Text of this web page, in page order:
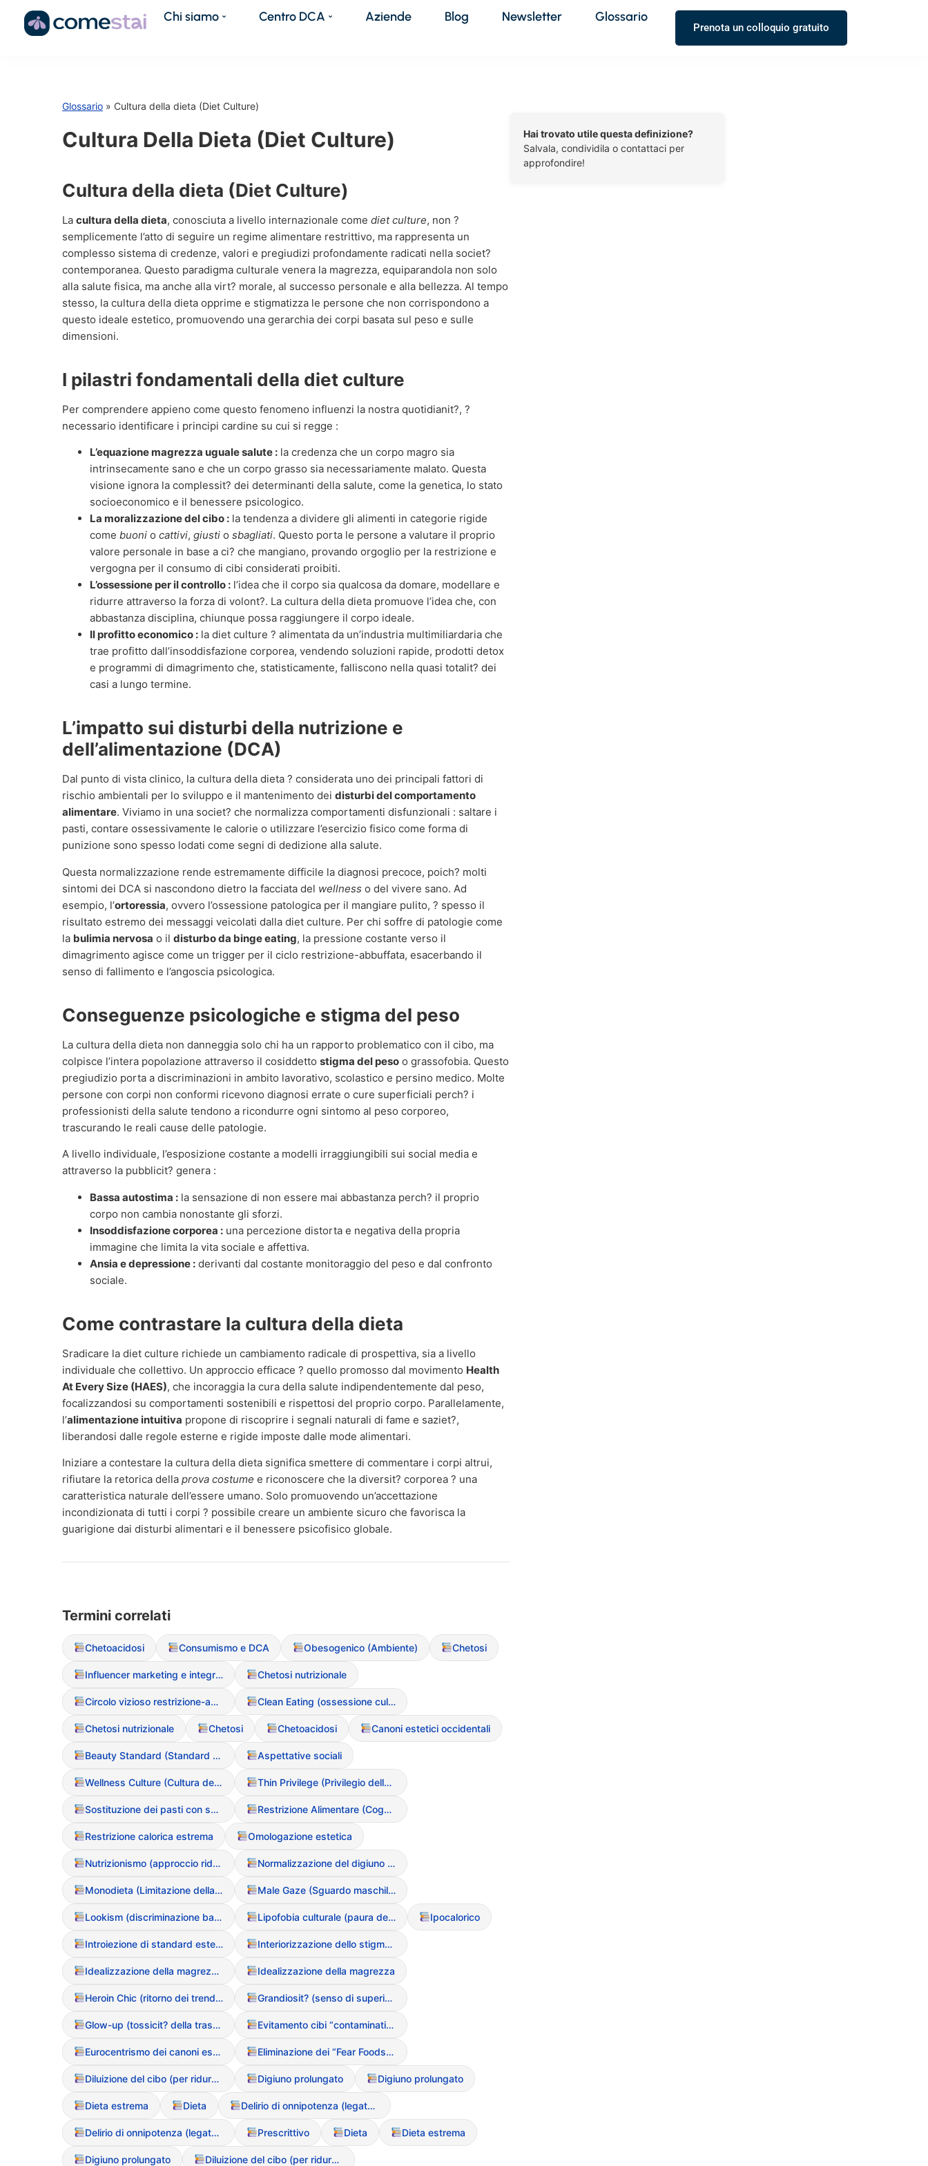
Chi siamo Centro DCA Aziende Blog Newsletter Glossario
Prenota un colloquio gratuito
Glossario » Cultura della dieta (Diet Culture)
Cultura Della Dieta (Diet Culture)
Cultura della dieta (Diet Culture)
La cultura della dieta, conosciuta a livello internazionale come diet culture, non ?
semplicemente l’atto di seguire un regime alimentare restrittivo, ma rappresenta un
complesso sistema di credenze, valori e pregiudizi profondamente radicati nella societ?
contemporanea. Questo paradigma culturale venera la magrezza, equiparandola non solo
alla salute fisica, ma anche alla virt? morale, al successo personale e alla bellezza. Al tempo
stesso, la cultura della dieta opprime e stigmatizza le persone che non corrispondono a
questo ideale estetico, promuovendo una gerarchia dei corpi basata sul peso e sulle
dimensioni.
I pilastri fondamentali della diet culture
Per comprendere appieno come questo fenomeno influenzi la nostra quotidianit?, ?
necessario identificare i principi cardine su cui si regge :
L’equazione magrezza uguale salute : la credenza che un corpo magro sia
intrinsecamente sano e che un corpo grasso sia necessariamente malato. Questa
visione ignora la complessit? dei determinanti della salute, come la genetica, lo stato
socioeconomico e il benessere psicologico.
La moralizzazione del cibo : la tendenza a dividere gli alimenti in categorie rigide
come buoni o cattivi, giusti o sbagliati. Questo porta le persone a valutare il proprio
valore personale in base a ci? che mangiano, provando orgoglio per la restrizione e
vergogna per il consumo di cibi considerati proibiti.
L’ossessione per il controllo : l’idea che il corpo sia qualcosa da domare, modellare e
ridurre attraverso la forza di volont?. La cultura della dieta promuove l’idea che, con
abbastanza disciplina, chiunque possa raggiungere il corpo ideale.
Il profitto economico : la diet culture ? alimentata da un’industria multimiliardaria che
trae profitto dall’insoddisfazione corporea, vendendo soluzioni rapide, prodotti detox
e programmi di dimagrimento che, statisticamente, falliscono nella quasi totalit? dei
casi a lungo termine.
L’impatto sui disturbi della nutrizione e
dell’alimentazione (DCA)
Dal punto di vista clinico, la cultura della dieta ? considerata uno dei principali fattori di
rischio ambientali per lo sviluppo e il mantenimento dei disturbi del comportamento
alimentare. Viviamo in una societ? che normalizza comportamenti disfunzionali : saltare i
pasti, contare ossessivamente le calorie o utilizzare l’esercizio fisico come forma di
punizione sono spesso lodati come segni di dedizione alla salute.
Questa normalizzazione rende estremamente difficile la diagnosi precoce, poich? molti
sintomi dei DCA si nascondono dietro la facciata del wellness o del vivere sano. Ad
esempio, l’ortoressia, ovvero l’ossessione patologica per il mangiare pulito, ? spesso il
risultato estremo dei messaggi veicolati dalla diet culture. Per chi soffre di patologie come
la bulimia nervosa o il disturbo da binge eating, la pressione costante verso il
dimagrimento agisce come un trigger per il ciclo restrizione-abbuffata, esacerbando il
senso di fallimento e l’angoscia psicologica.
Conseguenze psicologiche e stigma del peso
La cultura della dieta non danneggia solo chi ha un rapporto problematico con il cibo, ma
colpisce l’intera popolazione attraverso il cosiddetto stigma del peso o grassofobia. Questo
pregiudizio porta a discriminazioni in ambito lavorativo, scolastico e persino medico. Molte
persone con corpi non conformi ricevono diagnosi errate o cure superficiali perch? i
professionisti della salute tendono a ricondurre ogni sintomo al peso corporeo,
trascurando le reali cause delle patologie.
A livello individuale, l’esposizione costante a modelli irraggiungibili sui social media e
attraverso la pubblicit? genera :
Bassa autostima : la sensazione di non essere mai abbastanza perch? il proprio
corpo non cambia nonostante gli sforzi.
Insoddisfazione corporea : una percezione distorta e negativa della propria
immagine che limita la vita sociale e affettiva.
Ansia e depressione : derivanti dal costante monitoraggio del peso e dal confronto
sociale.
Come contrastare la cultura della dieta
Sradicare la diet culture richiede un cambiamento radicale di prospettiva, sia a livello
individuale che collettivo. Un approccio efficace ? quello promosso dal movimento Health
At Every Size (HAES), che incoraggia la cura della salute indipendentemente dal peso,
focalizzandosi su comportamenti sostenibili e rispettosi del proprio corpo. Parallelamente,
l’alimentazione intuitiva propone di riscoprire i segnali naturali di fame e saziet?,
liberandosi dalle regole esterne e rigide imposte dalle mode alimentari.
Iniziare a contestare la cultura della dieta significa smettere di commentare i corpi altrui,
rifiutare la retorica della prova costume e riconoscere che la diversit? corporea ? una
caratteristica naturale dell’essere umano. Solo promuovendo un’accettazione
incondizionata di tutti i corpi ? possibile creare un ambiente sicuro che favorisca la
guarigione dai disturbi alimentari e il benessere psicofisico globale.
Termini correlati
Chetoacidosi Consumismo e DCA Obesogenico (Ambiente) Chetosi
Influencer marketing e integratori alimentari Chetosi nutrizionale
Circolo vizioso restrizione-abbuffata Clean Eating (ossessione culturale per il cibo “puro”)
Chetosi nutrizionale Chetosi Chetoacidosi Canoni estetici occidentali
Beauty Standard (Standard di bellezza) Aspettative sociali
Wellness Culture (Cultura del benessere come copertura per DCA) Thin Privilege (Privilegio della magrezza)
Sostituzione dei pasti con soli liquidi o integratori Restrizione Alimentare (Cognitiva/Calorica)
Restrizione calorica estrema Omologazione estetica
Nutrizionismo (approccio riduzionista al cibo) Normalizzazione del digiuno (trend del digiuno intermittente)
Monodieta (Limitazione della variet? alimentare) Male Gaze (Sguardo maschile e oggettivazione)
Lookism (discriminazione basata sull’aspetto) Lipofobia culturale (paura dei grassi) Ipocalorico
Introiezione di standard estetici Interiorizzazione dello stigma di peso
Idealizzazione della magrezza (Media) Idealizzazione della magrezza
Heroin Chic (ritorno dei trend estetici anni ’90) Grandiosit? (senso di superiorit? nel digiuno)
Glow-up (tossicit? della trasformazione fisica rapida) Evitamento cibi “contaminati” o “grassi”
Eurocentrismo dei canoni estetici Eliminazione dei “Fear Foods” (cibi proibiti)
Diluizione del cibo (per ridurne la densit? calorica) Digiuno prolungato Digiuno prolungato
Dieta estrema Dieta Delirio di onnipotenza (legato al digiuno)
Delirio di onnipotenza (legato al digiuno) Prescrittivo Dieta Dieta estrema
Digiuno prolungato Diluizione del cibo (per ridurne la densit? calorica)
Hai trovato utile questa definizione?
Salvala, condividila o contattaci per
approfondire!